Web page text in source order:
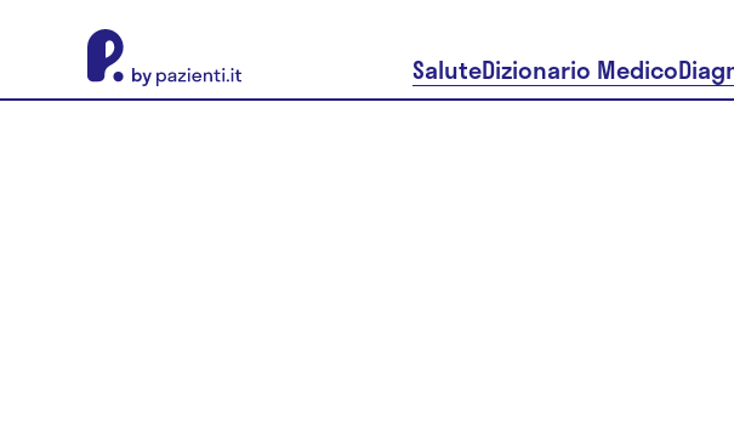
SaluteDizionario Medico